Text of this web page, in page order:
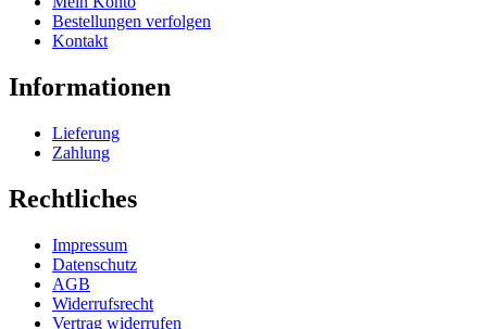
Bestellungen verfolgen
Kontakt
Informationen
Lieferung
Zahlung
Rechtliches
Impressum
Datenschutz
AGB
Widerrufsrecht
Vertrag widerrufen